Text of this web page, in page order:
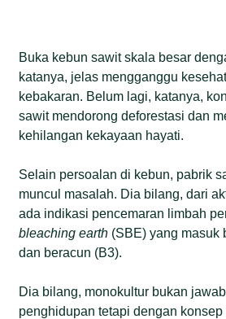
Buka kebun sawit skala besar
katanya, jelas mengganggu
kebakaran. Belum lagi, katanya,
sawit mendorong deforestasi dan
kehilangan kekayaan hayati.
Selain persoalan di kebun, pabrik
muncul masalah. Dia bilang, dari
ada indikasi pencemaran limbah
bleaching earth (SBE) yang masuk
dan beracun (B3).
Dia bilang, monokultur bukan
penghidupan tetapi dengan konsep